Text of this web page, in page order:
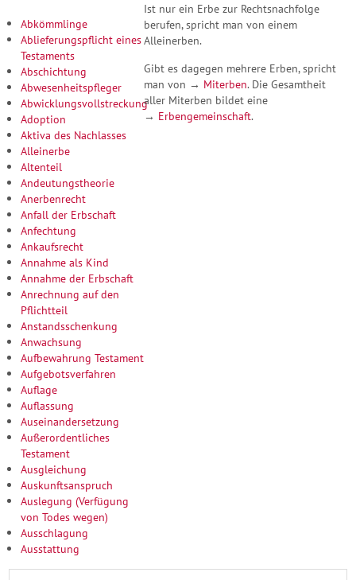
Abkömmlinge
Ablieferungspflicht eines
Testaments
Abschichtung
Abwesenheitspfleger
Abwicklungsvollstreckung
Adoption
Aktiva des Nachlasses
Alleinerbe
Altenteil
Andeutungstheorie
Anerbenrecht
Anfall der Erbschaft
Anfechtung
Ankaufsrecht
Annahme als Kind
Annahme der Erbschaft
Anrechnung auf den
Pflichtteil
Anstandsschenkung
Anwachsung
Aufbewahrung Testament
Aufgebotsverfahren
Auflage
Auflassung
Auseinandersetzung
Außerordentliches
Testament
Ausgleichung
Auskunftsanspruch
Auslegung (Verfügung
von Todes wegen)
Ausschlagung
Ausstattung
Ist nur ein Erbe zur Rechtsnachfolge
berufen, spricht man von einem
Alleinerben.
Gibt es dagegen mehrere Erben, spricht
man von → Miterben. Die Gesamtheit
aller Miterben bildet eine
→ Erbengemeinschaft.